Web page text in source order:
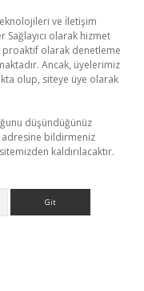
ve İletişim
Sağlayıcı olarak hizmet
olarak denetleme
Ancak, üyelerimiz
olup, siteye üye olarak
düşündüğünüz
adresine bildirmeniz
kaldırılacaktır.